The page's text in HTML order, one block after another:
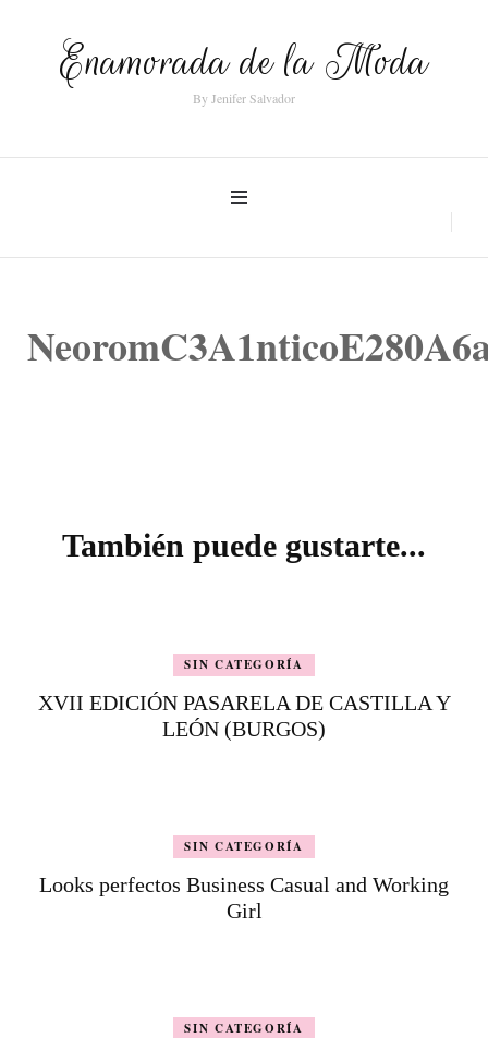
Enamorada de la Moda
By Jenifer Salvador
entradas
También puede gustarte...
SIN CATEGORÍA
XVII EDICIÓN PASARELA DE CASTILLA Y
LEÓN (BURGOS)
SIN CATEGORÍA
Looks perfectos Business Casual and Working
Girl
SIN CATEGORÍA